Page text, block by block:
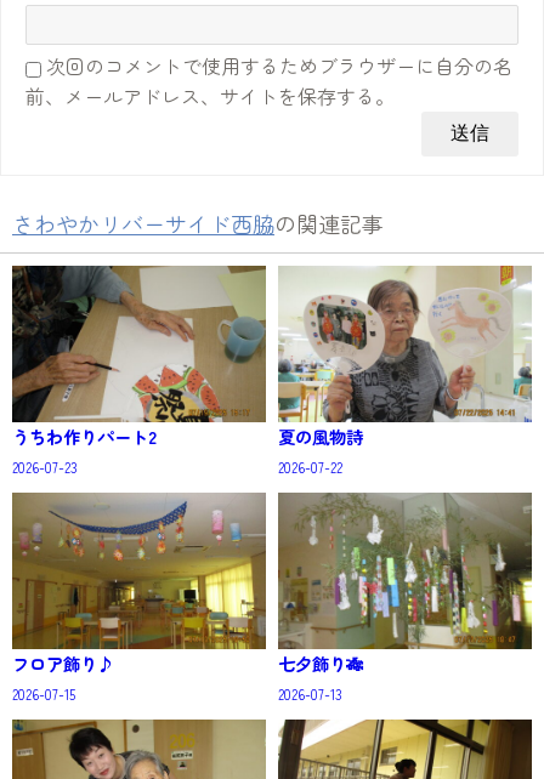
次回のコメントで使用するためブラウザーに自分の名
前、メールアドレス、サイトを保存する。
さわやかリバーサイド西脇の関連記事
うちわ作りパート2
2026-07-23
夏の風物詩
2026-07-22
フロア飾り♪
2026-07-15
七夕飾り🎋
2026-07-13